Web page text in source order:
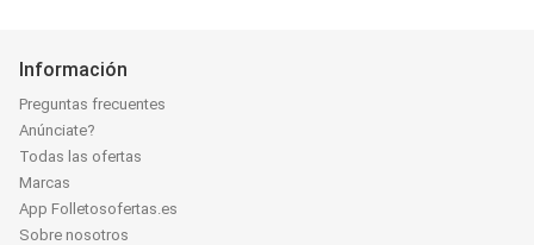
Información
Preguntas frecuentes
Anúnciate?
Todas las ofertas
Marcas
App Folletosofertas.es
Sobre nosotros